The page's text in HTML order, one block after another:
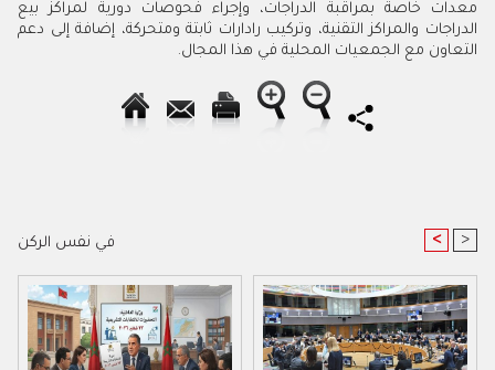
معدات خاصة بمراقبة الدراجات، وإجراء فحوصات دورية لمراكز بيع
الدراجات والمراكز التقنية، وتركيب رادارات ثابتة ومتحركة، إضافة إلى دعم
التعاون مع الجمعيات المحلية في هذا المجال.
في نفس الركن < >